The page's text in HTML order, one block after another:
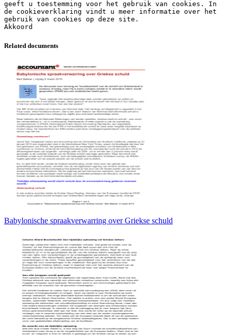
Related documents
Babylonische spraakverwarring over Griekse schuld